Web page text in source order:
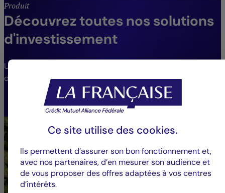
Produit
Découvrez toutes nos solutions
d'investissement
Une gamme de fonds étendue pour répondre aux
différents besoins et profils de risque.
VOIR LES FONDS
Ce site utilise des cookies.
Ils permettent d’assurer son bon fonctionnement et,
avec nos partenaires, d’en mesurer son audience et
de vous proposer des offres adaptées à vos centres
d’intérêts.